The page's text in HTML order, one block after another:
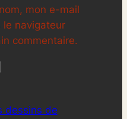
mon e-mail
navigateur
commentaire.
dessins de